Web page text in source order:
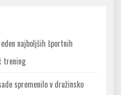
najboljših športnih
trening
spremenilo v družinsko